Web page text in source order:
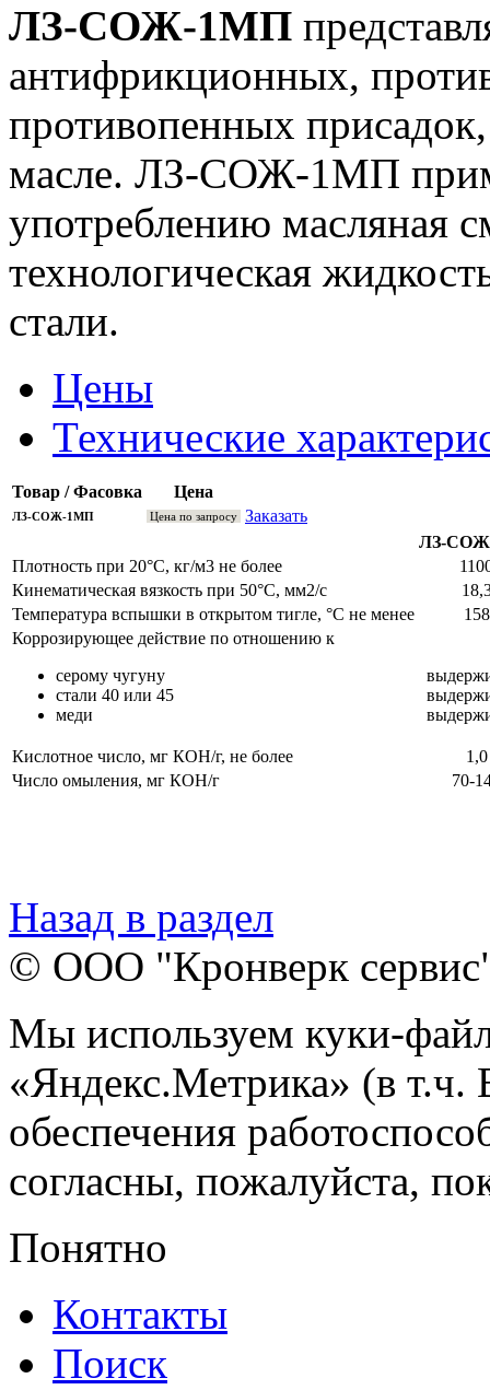
ЛЗ-СОЖ-1МП
антифрикционных,
противопенных
масле. ЛЗ-СОЖ-1МП
употреблению масляная
технологическая
стали.
Цены
Технические
Товар / Фасовка Цена
ЛЗ-СОЖ-1МП Цена по запросу Заказать
ЛЗ-
Плотность при 20°С, кг/м3 не более
Кинематическая вязкость при 50°С, мм2/с
Температура вспышки в открытом тигле, °С не менее
158
Коррозирующее действие по отношению к
серому чугуну
стали 40 или 45
меди
Кислотное число, мг КОН/г, не более
1,0
Число омыления, мг КОН/г
70-
Назад в раздел
© ООО "Кронверк
Мы используем куки-
«Яндекс.Метрика» (в т.ч.
обеспечения
согласны, пожалуйста,
Понятно
Контакты
Поиск